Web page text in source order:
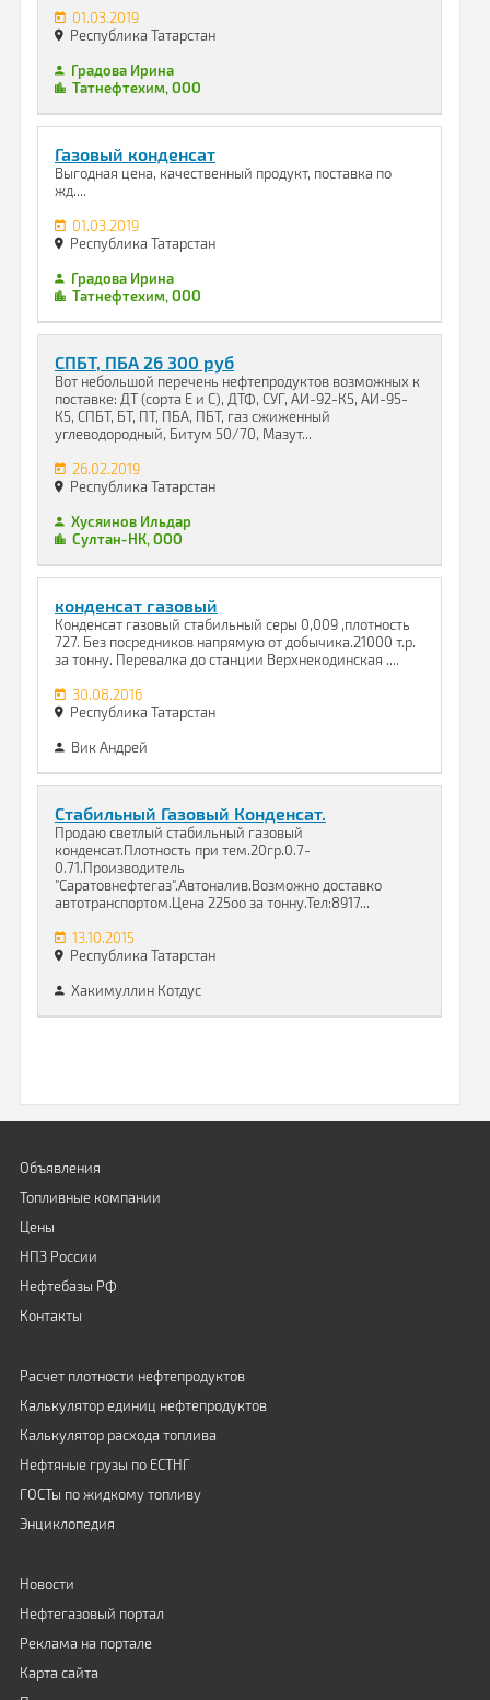
01.03.2019
Республика Татарстан
Градова Ирина
Татнефтехим, ООО
Газовый конденсат
Выгодная цена, качественный продукт, поставка по
жд....
01.03.2019
Республика Татарстан
Градова Ирина
Татнефтехим, ООО
СПБТ, ПБА 26 300 руб
Вот небольшой перечень нефтепродуктов возможных к
поставке: ДТ (сорта Е и С), ДТФ, СУГ, АИ-92-К5, АИ-95-
К5, СПБТ, БТ, ПТ, ПБА, ПБТ, газ сжиженный
углеводородный, Битум 50/70, Мазут...
26.02.2019
Республика Татарстан
Хусяинов Ильдар
Султан-НК, ООО
конденсат газовый
Конденсат газовый стабильный серы 0,009 ,плотность
727. Без посредников напрямую от добычика.21000 т.р.
за тонну. Перевалка до станции Верхнекодинская ....
30.08.2016
Республика Татарстан
Вик Андрей
Стабильный Газовый Конденсат.
Продаю светлый стабильный газовый
конденсат.Плотность при тем.20гр.0.7-
0.71.Производитель
"Саратовнефтегаз".Автоналив.Возможно доставко
автотранспортом.Цена 225оо за тонну.Тел:8917...
13.10.2015
Республика Татарстан
Хакимуллин Котдус
Объявления
Топливные компании
Цены
НПЗ России
Нефтебазы РФ
Контакты
Расчет плотности нефтепродуктов
Калькулятор единиц нефтепродуктов
Калькулятор расхода топлива
Нефтяные грузы по ЕСТНГ
ГОСТы по жидкому топливу
Энциклопедия
Новости
Нефтегазовый портал
Реклама на портале
Карта сайта